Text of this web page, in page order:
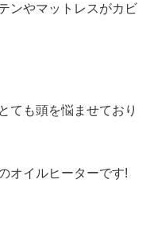
ンやマットレスがカビ
ても頭を悩ませており
オイルヒーターです!